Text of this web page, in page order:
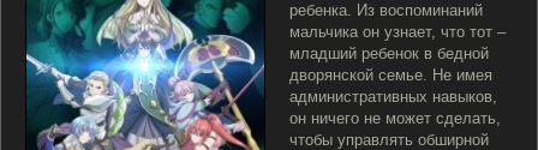
ребенка. Из воспоминаний
мальчика он узнает, что тот –
младший ребенок в бедной
дворянской семье. Не имея
административных навыков,
он ничего не может сделать,
чтобы управлять обширной